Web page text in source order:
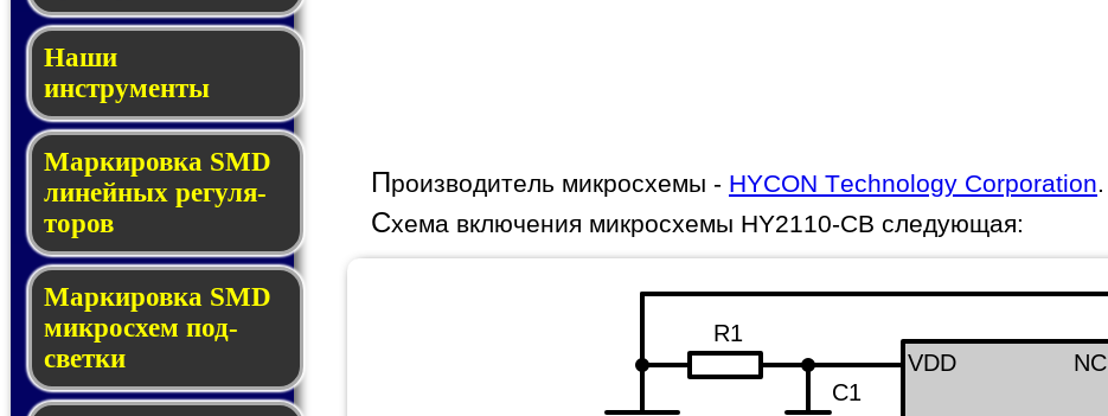
Наши
инструменты
Маркировка SMD
ли­ней­ных ре­гу­ля­
то­ров
Маркировка SMD
мик­ро­схем под­
свет­ки
Производитель микросхемы - HYCON Technology Corporation.
Cхема включения микросхемы HY2110-CB следующая:
VDD NC
R1
C1